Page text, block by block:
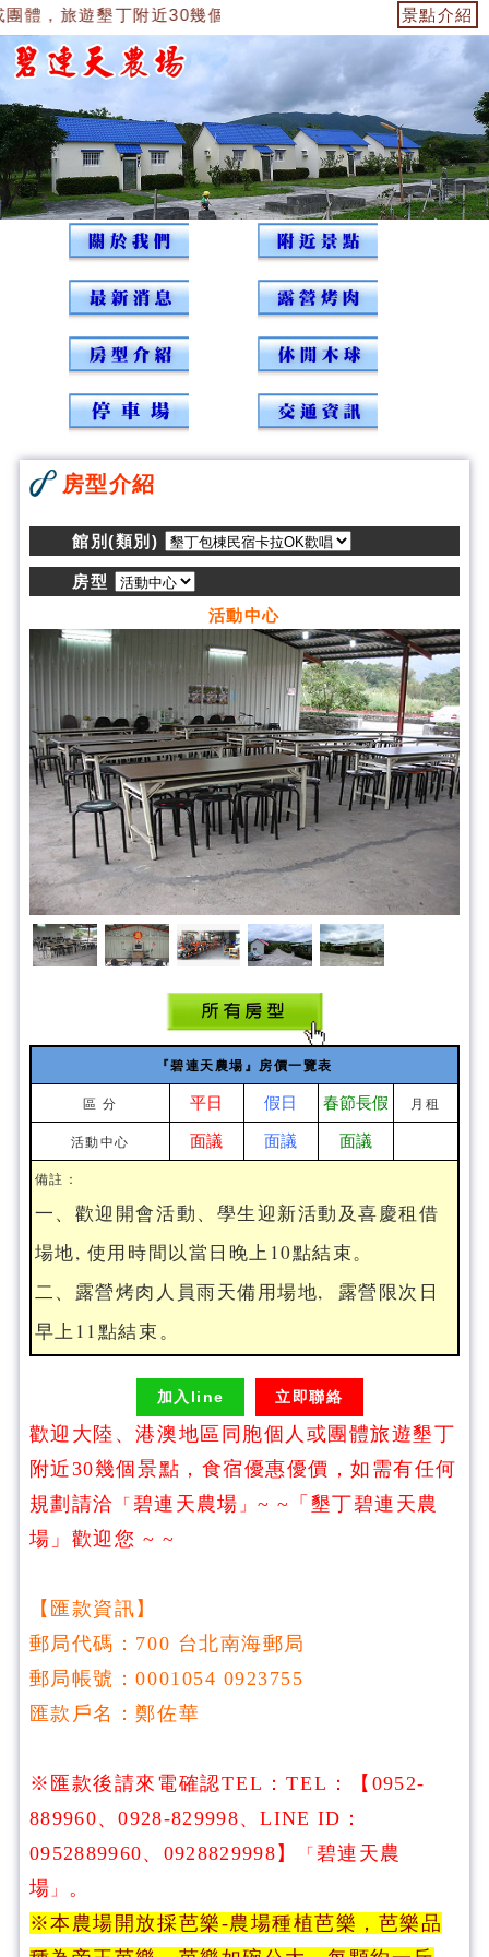
，旅遊墾丁附近30幾個景點，食宿優惠特價，如有任何
景點介紹
房型介紹
館別(類別)
房型
活動中心
『碧連天農場』房價一覽表
區 分 平日 假日 春節長假 月租
活動中心 面議 面議 面議
備註：
一、歡迎開會活動、學生迎新活動及喜慶租借
場地, 使用時間以當日晚上10點結束。
二、露營烤肉人員雨天備用場地, 露營限次日
早上11點結束。
加入line 立即聯絡
歡迎大陸、港澳地區同胞個人或團體旅遊墾丁
附近30幾個景點，食宿優惠優價，如需有任何
規劃請洽
「 碧連天農場 」 ~ ~「墾丁碧連天農
場」歡迎您 ~ ~
【匯款資訊】
郵局代碼：700 台北南海郵局
郵局帳號：0001054 0923755
匯款戶名：鄭佐華
※匯款後請來電確認TEL： TEL： 【 0952-
889960、0928-829998、LINE ID：
0952889960、0928829998 】 「 碧連天農
場 」
。
※本農場開放採芭樂-農場種植芭樂，芭樂品